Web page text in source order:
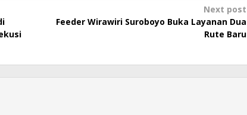
Next post
Feeder Wirawiri Suroboyo Buka Layanan Dua
Rute Baru